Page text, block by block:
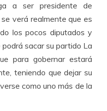
a ser presidente de
verá realmente que es
los pocos diputados y
sacar su partido La
para gobernar estará
teniendo que dejar su
como uno más de la